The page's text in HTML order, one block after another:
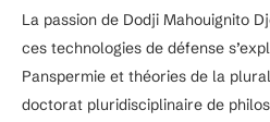
La passion de Dodji Mahouignito
ces technologies de défense
Panspermie et théories de la
doctorat pluridisciplinaire de